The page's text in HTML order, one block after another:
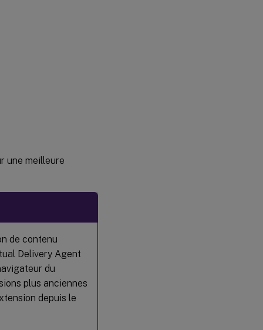
une meilleure
de contenu
Delivery Agent
du
plus anciennes
depuis le